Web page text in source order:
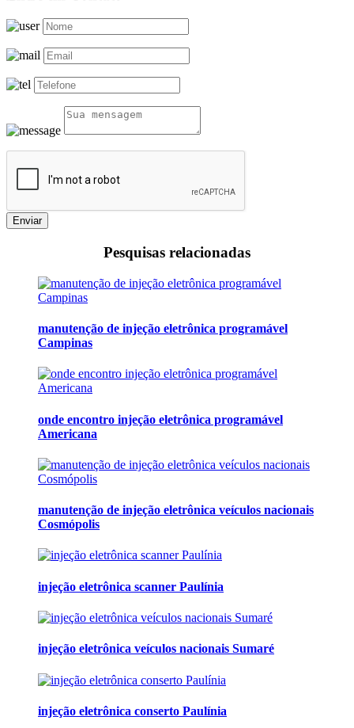
Enviar
Pesquisas relacionadas
manutenção de injeção eletrônica programável
Campinas
onde encontro injeção eletrônica programável
Americana
manutenção de injeção eletrônica veículos nacionais
Cosmópolis
injeção eletrônica scanner Paulínia
injeção eletrônica veículos nacionais Sumaré
injeção eletrônica conserto Paulínia